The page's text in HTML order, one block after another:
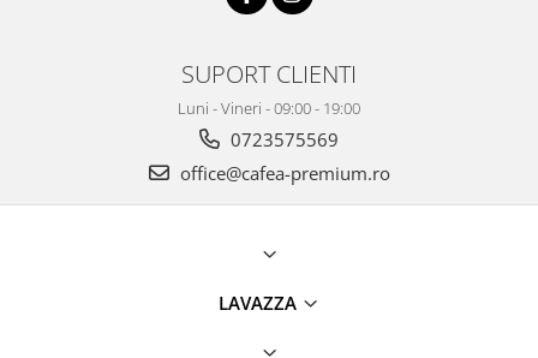
SUPORT CLIENTI
Luni - Vineri - 09:00 - 19:00
0723575569
office@cafea-premium.ro
LAVAZZA